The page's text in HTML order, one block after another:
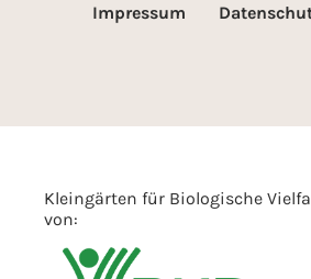
Impressum
Kleingärten für Biologische
von: